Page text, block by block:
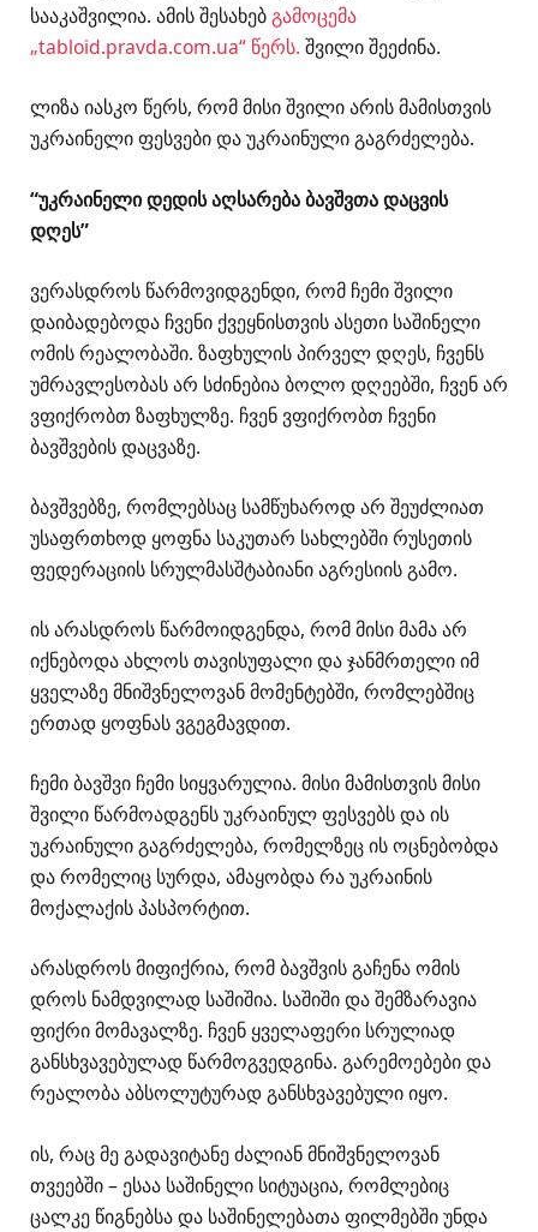
სააკაშვილია. ამის შესახებგამოცემა
„tabloid.pravda.com.ua“ წერს. შვილი შეეძინა.
ლიზა იასკო წერს, რომ მისი შვილი არის მამისთვის
უკრაინელი ფესვები და უკრაინული გაგრძელება.
“უკრაინელი დედის აღსარება ბავშვთა დაცვის
დღეს”
ვერასდროს წარმოვიდგენდი, რომ ჩემი შვილი
დაიბადებოდა ჩვენი ქვეყნისთვის ასეთი საშინელი
ომის რეალობაში. ზაფხულის პირველ დღეს, ჩვენს
უმრავლესობას არ სძინებია ბოლო დღეებში, ჩვენ არ
ვფიქრობთ ზაფხულზე. ჩვენ ვფიქრობთ ჩვენი
ბავშვების დაცვაზე.
ბავშვებზე, რომლებსაც სამწუხაროდ არ შეუძლიათ
უსაფრთხოდ ყოფნა საკუთარ სახლებში რუსეთის
ფედერაციის სრულმასშტაბიანი აგრესიის გამო.
ის არასდროს წარმოიდგენდა, რომ მისი მამა არ
იქნებოდა ახლოს თავისუფალი და ჯანმრთელი იმ
ყველაზე მნიშვნელოვან მომენტებში, რომლებშიც
ერთად ყოფნას ვგეგმავდით.
ჩემი ბავშვი ჩემი სიყვარულია. მისი მამისთვის მისი
შვილი წარმოადგენს უკრაინულ ფესვებს და ის
უკრაინული გაგრძელება, რომელზეც ის ოცნებობდა
და რომელიც სურდა, ამაყობდა რა უკრაინის
მოქალაქის პასპორტით.
არასდროს მიფიქრია, რომ ბავშვის გაჩენა ომის
დროს ნამდვილად საშიშია. საშიში და შემზარავია
ფიქრი მომავალზე. ჩვენ ყველაფერი სრულიად
განსხვავებულად წარმოგვედგინა. გარემოებები და
რეალობა აბსოლუტურად განსხვავებული იყო.
ის, რაც მე გადავიტანე ძალიან მნიშვნელოვან
თვეებში – ესაა საშინელი სიტუაცია, რომლებიც
ცალკე წიგნებსა და საშინელებათა ფილმებში უნდა